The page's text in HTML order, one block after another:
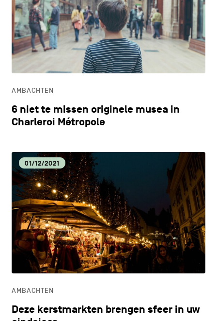
AMBACHTEN
6 niet te missen originele musea in
Charleroi Métropole
01/12/2021
AMBACHTEN
Deze kerstmarkten brengen sfeer in uw